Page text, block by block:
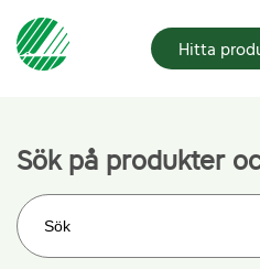
Hitta
Sök på produkter
Sök på webbplatsen